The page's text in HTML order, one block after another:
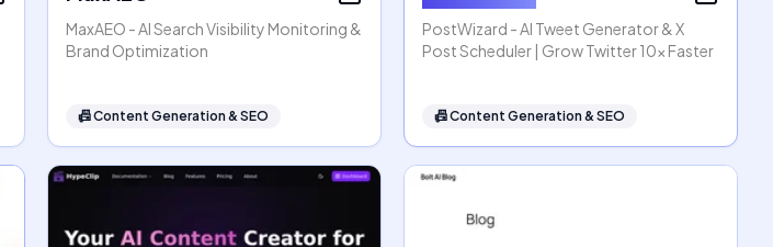
MaxAEO - AI Search Visibility Monitoring &
Brand Optimization
📠Content Generation & SEO
PostWizard - AI Tweet Generator & X
Post Scheduler | Grow Twitter 10x Faster
📠Content Generation & SEO